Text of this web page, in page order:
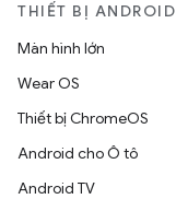
THIẾT BỊ ANDROID
Màn hình lớn
Wear OS
Thiết bị ChromeOS
Android cho Ô tô
Android TV